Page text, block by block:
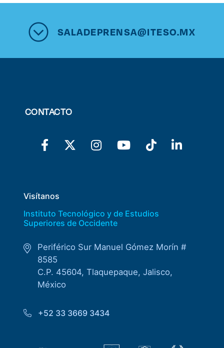
SALADEPRENSA@ITESO.MX
CONTACTO
Visítanos
Instituto Tecnológico y de Estudios
Superiores de Occidente
Periférico Sur Manuel Gómez Morín #
8585
C.P. 45604, Tlaquepaque, Jalisco,
México
+52 33 3669 3434